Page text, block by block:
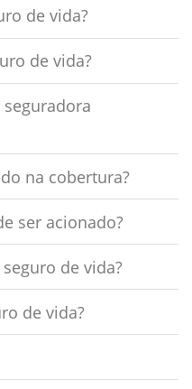
de vida?
de vida?
na cobertura?
ser acionado?
de vida?
de vida?